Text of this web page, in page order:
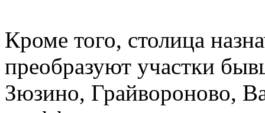
Кроме того, столица
преобразуют участки
Зюзино, Грайвороново,